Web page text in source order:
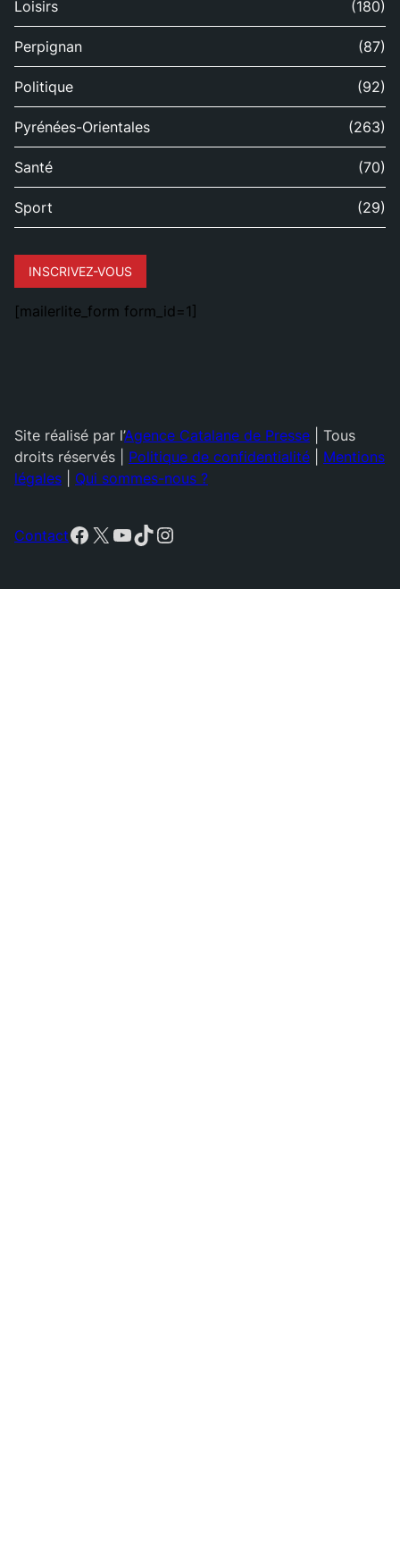
Loisirs (180)
Perpignan (87)
Politique (92)
Pyrénées-Orientales (263)
Santé (70)
Sport (29)
INSCRIVEZ-VOUS
[mailerlite_form form_id=1]
Site réalisé par l’Agence Catalane de Presse | Tous
droits réservés | Politique de confidentialité
Mentions
légales
Qui sommes-nous ?
ContactFacebook
X YouTube
TikTok
Instagram